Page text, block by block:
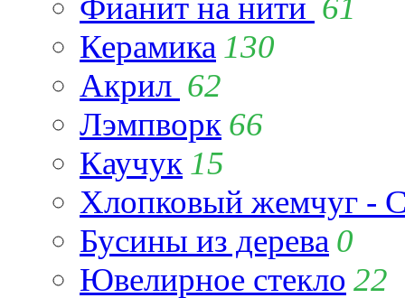
Керамика 130
Акрил 62
Лэмпворк 66
Каучук 15
Хлопковый жемчуг -
Бусины из дерева 0
Ювелирное стекло 22